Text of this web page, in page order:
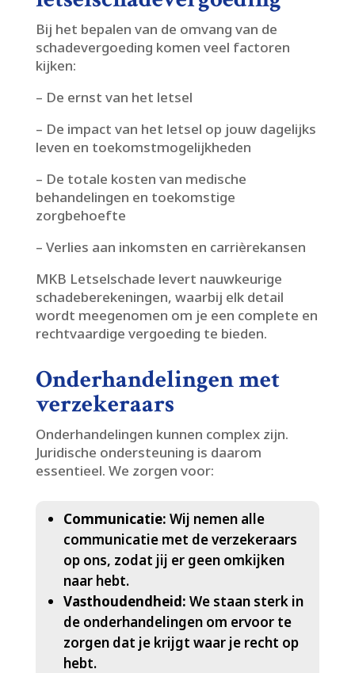
Bij het bepalen van de omvang van de
schadevergoeding komen veel factoren
kijken:
– De ernst van het letsel
– De impact van het letsel op jouw dagelijks
leven en toekomstmogelijkheden
– De totale kosten van medische
behandelingen en toekomstige
zorgbehoefte
– Verlies aan inkomsten en carrièrekansen
MKB Letselschade levert nauwkeurige
schadeberekeningen, waarbij elk detail
wordt meegenomen om je een complete en
rechtvaardige vergoeding te bieden.​
Onderhandelingen met
verzekeraars
Onderhandelingen kunnen complex zijn.​
Juridische ondersteuning is daarom
essentieel.​ We zorgen voor:
Communicatie: Wij nemen alle
communicatie met de verzekeraars
op ons, zodat jij er geen omkijken
naar hebt.​
Vasthoudendheid: We staan sterk in
de onderhandelingen om ervoor te
zorgen dat je krijgt waar je recht op
hebt.​